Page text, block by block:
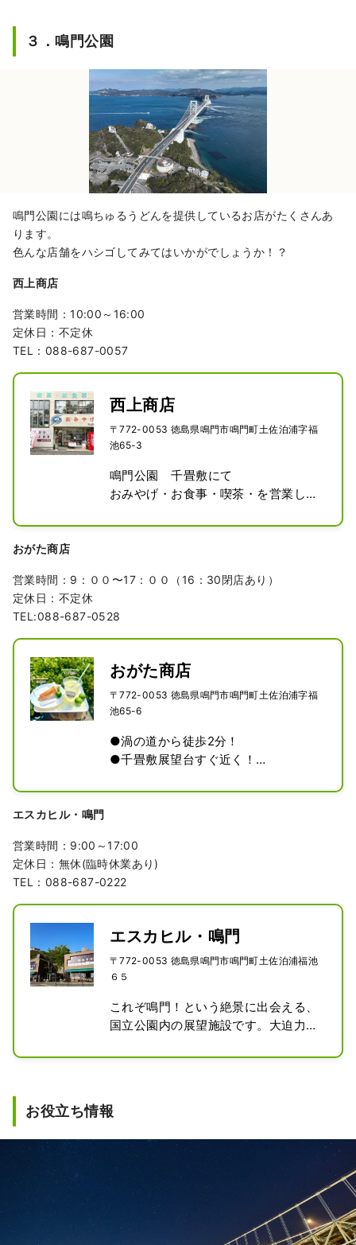
３．鳴門公園
鳴門公園には鳴ちゅるうどんを提供しているお店がたくさんあ
ります。
色んな店舗をハシゴしてみてはいかがでしょうか！？
西上商店
営業時間：10:00～16:00
定休日：不定休
TEL：088-687-0057
西上商店
〒772-0053 徳島県鳴門市鳴門町土佐泊浦字福
池65-3
鳴門公園　千畳敷にて
おみやげ・お食事・喫茶・を営業して
大鳴門橋を眺めながら
渦潮にもまれたわかめがたっぷり入っ
名物わかめうどんをぜひご賞味くださ
い。
1階売店では漁師さん直送の渦潮にも
まれたおいしいわかめを販売してま
す。
おがた商店
営業時間：9：００〜17：００（16：30閉店あり）
定休日：不定休
TEL:088-687-0528
おがた商店
〒772-0053 徳島県鳴門市鳴門町土佐泊浦字福
池65-6
●渦の道から徒歩2分！
●千畳敷展望台すぐ近く！
目印！
です。【カフェ】も営んでおります。
【みやげ物店】
徳島の特産品「鳴門海峡産わかめ」
「藍染」「大谷焼」などを多数取り揃
えております。
可愛いご当地キーホルダーや小物た
ち。美味しいと評判のお菓子も沢山ご
用意しています！
「徳島ラーメン」「なるちゅるうど
ァーストフードなど。「竹ちくわ」の
実演販売では、その場で焼きたての熱
アツを召し上がれますよ！
「わかめソフト」「鳴門金時いもジェ
ラート」「すだちソーダ」などの当店
エスカヒル・鳴門
営業時間：9:00～17:00
定休日：無休(臨時休業あり)
TEL：088-687-0222
エスカヒル・鳴門
〒772-0053 徳島県鳴門市鳴門町土佐泊浦福池
６５
これぞ鳴門！という絶景に出会える、
国立公園内の展望施設です。大迫力の
簡単にアクセス可能。
ショップも併設。
い！
お役立ち情報